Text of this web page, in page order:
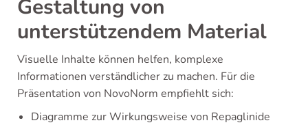
Gestaltung von
unterstützendem Material
Visuelle Inhalte können helfen, komplexe
Informationen verständlicher zu machen. Für die
Präsentation von NovoNorm empfiehlt sich:
Diagramme zur Wirkungsweise von Repaglinide